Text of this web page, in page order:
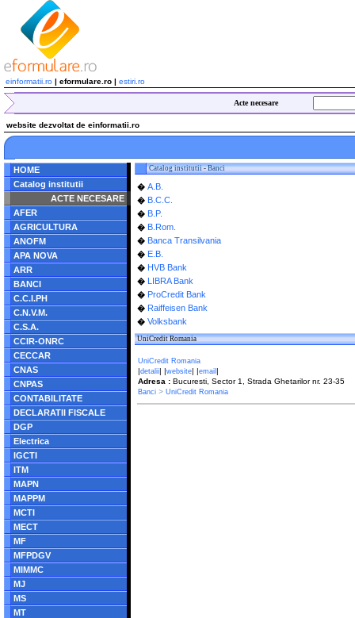
einformatii.ro | eformulare.ro | estiri.ro
Acte necesare
website dezvoltat de einformatii.ro
HOME
Catalog institutii
ACTE NECESARE
AFER
AGRICULTURA
ANOFM
APA NOVA
ARR
BANCI
C.C.I.PH
C.N.V.M.
C.S.A.
CCIR-ONRC
CECCAR
CNAS
CNPAS
CONTABILITATE
DECLARATII FISCALE
DGP
Electrica
IGCTI
ITM
MAPN
MAPPM
MCTI
MECT
MF
MFPDGV
MIMMC
MJ
MS
MT
Catalog institutii-Banci
� A.B.
� B.C.C.
� B.P.
� B.Rom.
� Banca Transilvania
� E.B.
� HVB Bank
� LIBRA Bank
� ProCredit Bank
� Raiffeisen Bank
� Volksbank
UniCredit Romania
UniCredit Romania
|detalii| |website| |email |
Adresa : Bucuresti, Sector 1, Strada Ghetarilor nr. 23-35
Banci > UniCredit Romania